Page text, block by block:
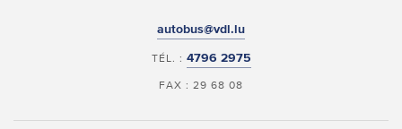
autobus@vdl.lu
TÉL. : 4796 2975
FAX : 29 68 08